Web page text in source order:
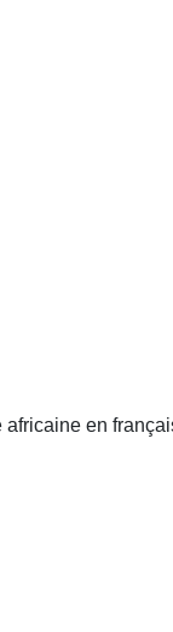
en